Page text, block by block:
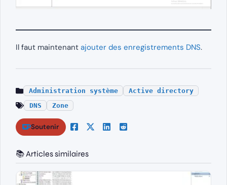
Il faut maintenant ajouter des enregistrements DNS.
Administration système
Active directory
DNS
Zone
Soutenir
📚 Articles similaires